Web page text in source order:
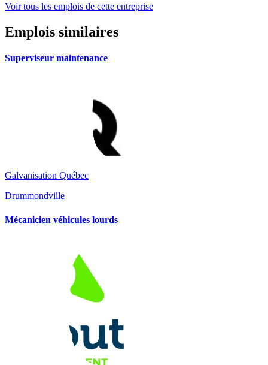
Voir tous les emplois de cette entreprise
Emplois similaires
Superviseur maintenance
Galvanisation Québec
Drummondville
Mécanicien véhicules lourds